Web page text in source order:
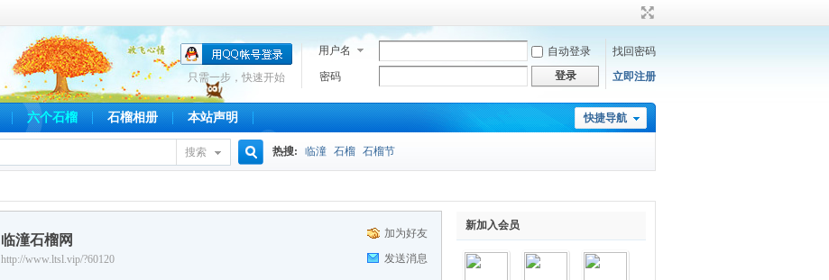
用户名 自动登录
找回密码
密码
登录 立即注册
只需一步，快速开始
快捷导航
六个石榴 石榴相册 本站声明
搜索 热搜: 临潼 石榴 石榴节
新加入会员
加为好友
发送消息
临潼石榴网
http://www.ltsl.vip/?60120